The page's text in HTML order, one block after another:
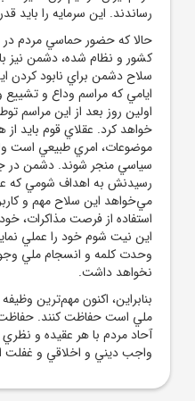
رساندند. اين سرمايه را بايد
حالا که حضور حماسي مردم در
کشور و نظام شده، دشمن نيز
سلاح دشمن براي نابود کردن
ايامي که مراسم وداع و تشييع
اولين روز بعد از اين مراسم
خواهد کرد. عقلاي قوم بايد از
موضوعات، امري طبيعي است
رسيدنش به اهداف شومي که
مي‌خواهد اين سلاح مهم و
استفاده از فرصت مذاکرات،
اين نيت شوم خود را عملي
وحدت کلمه و انسجام ملي
نخواهد داشت.
بنابراين، اکنون مهم‌ترين
ملي است حفاظت کنند. حفاظت
آحاد مردم با هر عقيده و
واجب ديني و اخلاقي و غفلت